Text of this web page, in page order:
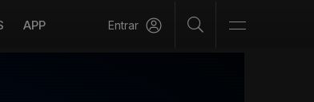
APP Entrar